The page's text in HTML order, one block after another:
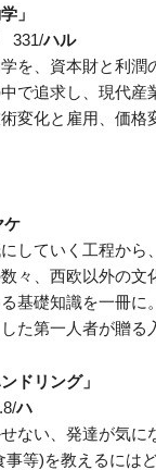
」
331/ハル
を、資本財と利潤
で追求し、現代産
変化と雇用、価格
ケ
していく工程から
々、西欧以外の文
基礎知識を一冊に
た第一人者が贈る
ドリング」
ハ
ない、発達が気に
等)を教えるには